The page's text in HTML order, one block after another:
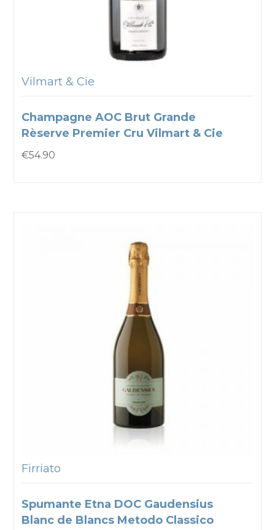
Vilmart & Cie
Champagne AOC Brut Grande
Rèserve Premier Cru Vilmart & Cie
€54.90
Firriato
Spumante Etna DOC Gaudensius
Blanc de Blancs Metodo Classico